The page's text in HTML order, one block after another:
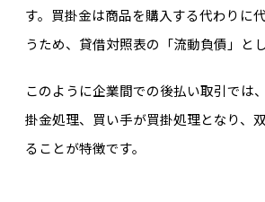
す。買掛金は商品を購入する代わりに
うため、貸借対照表の「流動負債」と
このように企業間での後払い取引では
掛金処理、買い手が買掛処理となり、
ることが特徴です。